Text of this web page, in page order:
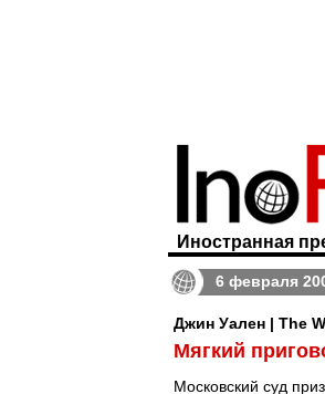
Иностранная
6 февраля
Джин Уален | The
Мягкий
Московский суд